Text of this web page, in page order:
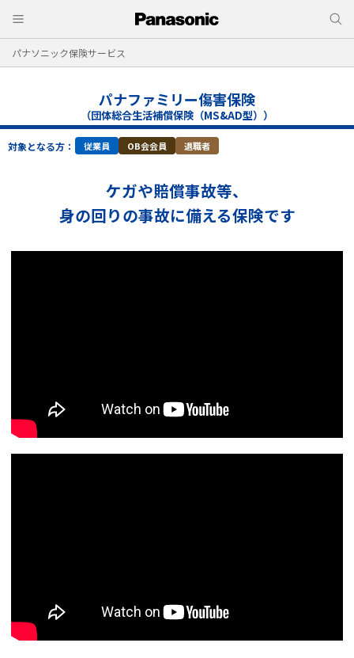
パナソニック保険サービス
パナファミリー傷害保険
（団体総合生活補償保険（MS&AD型））
対象となる方： 従業員 OB会会員 退職者
ケガや賠償事故等、
身の回りの事故に備える保険です